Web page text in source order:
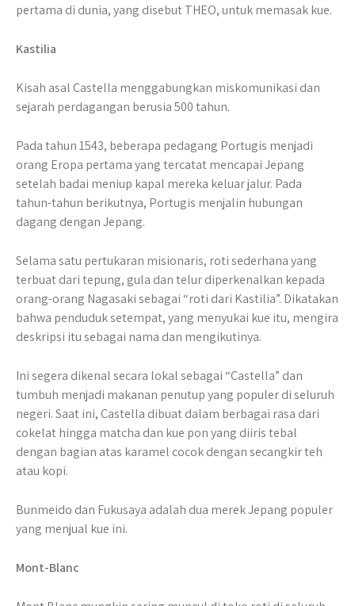
pertama di dunia, yang disebut THEO, untuk memasak kue.
Kastilia
Kisah asal Castella menggabungkan miskomunikasi dan
sejarah perdagangan berusia 500 tahun.
Pada tahun 1543, beberapa pedagang Portugis menjadi
orang Eropa pertama yang tercatat mencapai Jepang
setelah badai meniup kapal mereka keluar jalur. Pada
tahun-tahun berikutnya, Portugis menjalin hubungan
dagang dengan Jepang.
Selama satu pertukaran misionaris, roti sederhana yang
terbuat dari tepung, gula dan telur diperkenalkan kepada
orang-orang Nagasaki sebagai “roti dari Kastilia”. Dikatakan
bahwa penduduk setempat, yang menyukai kue itu, mengira
deskripsi itu sebagai nama dan mengikutinya.
Ini segera dikenal secara lokal sebagai “Castella” dan
tumbuh menjadi makanan penutup yang populer di seluruh
negeri. Saat ini, Castella dibuat dalam berbagai rasa dari
cokelat hingga matcha dan kue pon yang diiris tebal
dengan bagian atas karamel cocok dengan secangkir teh
atau kopi.
Bunmeido dan Fukusaya adalah dua merek Jepang populer
yang menjual kue ini.
Mont-Blanc